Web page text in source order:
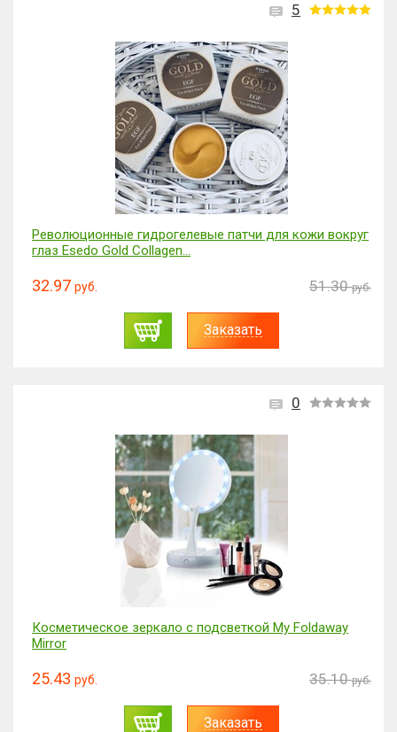
5
Революционные гидрогелевые патчи для кожи вокруг
глаз Esedo Gold Collagen...
32.97 руб. 51.30 руб.
Заказать
0
Косметическое зеркало с подсветкой My Foldaway
Mirror
25.43 руб. 35.10 руб.
Заказать